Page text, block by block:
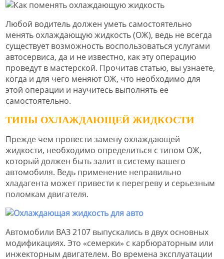
Любой водитель должен уметь самостоятельно
менять охлаждающую жидкость (ОЖ), ведь не всегда
существует возможность воспользоваться услугами
автосервиса, да и не известно, как эту операцию
проведут в мастерской. Прочитав статью, вы узнаете,
когда и для чего меняют ОЖ, что необходимо для
этой операции и научитесь выполнять ее
самостоятельно.
ТИПЫ ОХЛАЖДАЮЩЕЙ ЖИДКОСТИ
Прежде чем провести замену охлаждающей
жидкости, необходимо определиться с типом ОЖ,
который должен быть залит в систему вашего
автомобиля. Ведь применение неправильно
хладагента может привести к перегреву и серьезным
поломкам двигателя.
Автомобили ВАЗ 2107 выпускались в двух основных
модификациях. Это «семерки» с карбюраторным или
инжекторным двигателем. Во времена эксплуатации